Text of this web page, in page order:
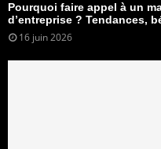
Pourquoi faire appel à un
d’entreprise ? Tendances,
16 juin 2026